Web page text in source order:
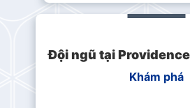
Đội ngũ tại
Khám phá